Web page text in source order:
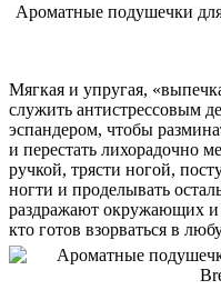
Ароматные подушечки
Мягкая и упругая,
служить антистрессовым
эспандером, чтобы
и перестать лихорадочно
ручкой, трясти ногой,
ногти и проделывать
раздражают окружающих и
кто готов взорваться в